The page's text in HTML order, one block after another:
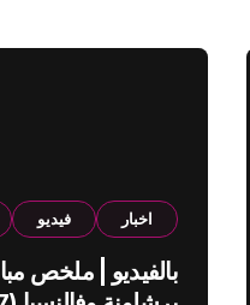
اخبار فيديو
بالفيديو | ملخص